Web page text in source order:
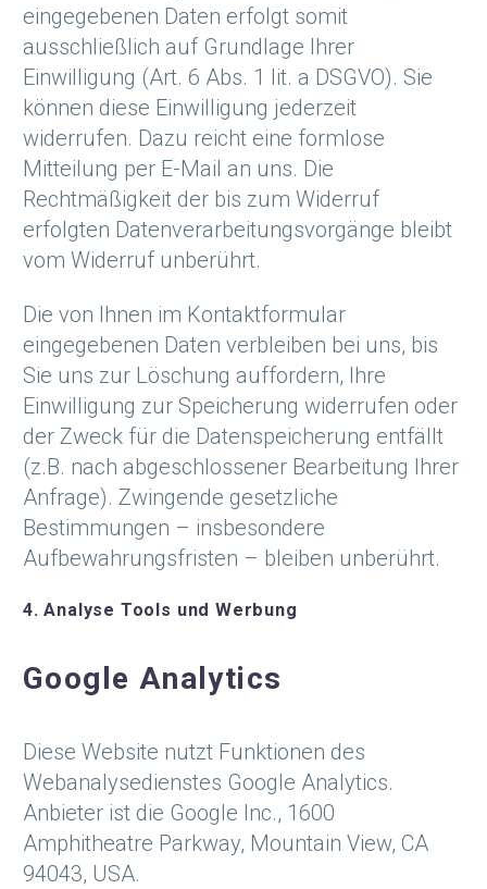
eingegebenen Daten erfolgt somit
ausschließlich auf Grundlage Ihrer
Einwilligung (Art. 6 Abs. 1 lit. a DSGVO). Sie
können diese Einwilligung jederzeit
widerrufen. Dazu reicht eine formlose
Mitteilung per E-Mail an uns. Die
Rechtmäßigkeit der bis zum Widerruf
erfolgten Datenverarbeitungsvorgänge bleibt
vom Widerruf unberührt.
Die von Ihnen im Kontaktformular
eingegebenen Daten verbleiben bei uns, bis
Sie uns zur Löschung auffordern, Ihre
Einwilligung zur Speicherung widerrufen oder
der Zweck für die Datenspeicherung entfällt
(z.B. nach abgeschlossener Bearbeitung Ihrer
Anfrage). Zwingende gesetzliche
Bestimmungen – insbesondere
Aufbewahrungsfristen – bleiben unberührt.
4. Analyse Tools und Werbung
Google Analytics
Diese Website nutzt Funktionen des
Webanalysedienstes Google Analytics.
Anbieter ist die Google Inc., 1600
Amphitheatre Parkway, Mountain View, CA
94043, USA.